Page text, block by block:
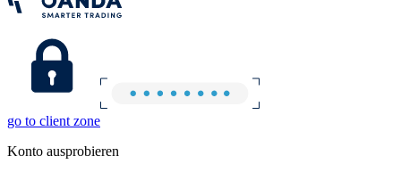
go to client zone
Konto ausprobieren